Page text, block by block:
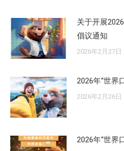
关于开展
倡议通知
2026年2月27日
2026年“世界
2026年2月26日
2026年“世界